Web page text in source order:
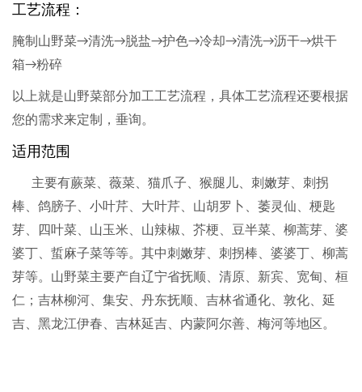
工艺流程：
腌制山野菜→清洗→脱盐→护色→冷却→清洗→沥干→烘干
箱→粉碎
以上就是山野菜部分加工工艺流程，具体工艺流程还要根据
您的需求来定制，垂询。
适用范围
主要有蕨菜、薇菜、猫爪子、猴腿儿、刺嫩芽、刺拐
棒、鸽膀子、小叶芹、大叶芹、山胡罗卜、萎灵仙、梗匙
芽、四叶菜、山玉米、山辣椒、芥梗、豆半菜、柳蒿芽、婆
婆丁、蜇麻子菜等等。其中刺嫩芽、刺拐棒、婆婆丁、柳蒿
芽等。山野菜主要产自辽宁省抚顺、清原、新宾、宽甸、桓
仁；吉林柳河、集安、丹东抚顺、吉林省通化、敦化、延
吉、黑龙江伊春、吉林延吉、内蒙阿尔善、梅河等地区。